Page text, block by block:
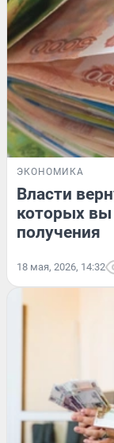
ЭКОНОМИКА
Власти
которых вы
получения
18 мая, 2026, 14:32